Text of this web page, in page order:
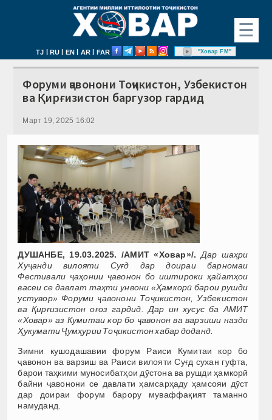
☰
TJ | RU | EN | AR | FAR "Ховар FM"
Форуми ҷавонони Тоҷикистон, Узбекистон
ва Қирғизистон баргузор гардид
Март 19, 2025 16:02
ДУШАНБЕ, 19.03.2025. /АМИТ«Ховар»/. Дар шаҳри
Хуҷанди вилояти Суғд дар доираи барномаи
Фестивали ҷаҳонии ҷавонон бо иштироки ҳайатҳои
васеи се давлат таҳти унвони «Ҳамкорӣ барои рушди
устувор» Форуми ҷавонони Тоҷикистон, Узбекистон
ва Қирғизистон оғоз гардид. Дар ин хусус ба АМИТ
«Ховар» аз Кумитаи кор бо ҷавонон ва варзиши назди
Ҳукумати Ҷумҳурии Тоҷикистон хабар доданд.
Зимни кушодашавии форум Раиси Кумитаи кор бо
ҷавонон ва варзиш ва Раиси вилояти Суғд сухан гуфта,
барои таҳкими муносибатҳои дӯстона ва рушди ҳамкорӣ
байни ҷавонони се давлати ҳамсарҳаду ҳамсояи дӯст
дар доираи форум барору муваффақият таманно
намуданд.